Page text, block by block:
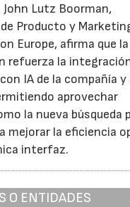
John Lutz Boorman,
Producto y
Europe, afirma que la
refuerza la
IA de la compañía y
aprovechar
la nueva búsqueda
mejorar la eficiencia
interfaz.
O ENTIDADES